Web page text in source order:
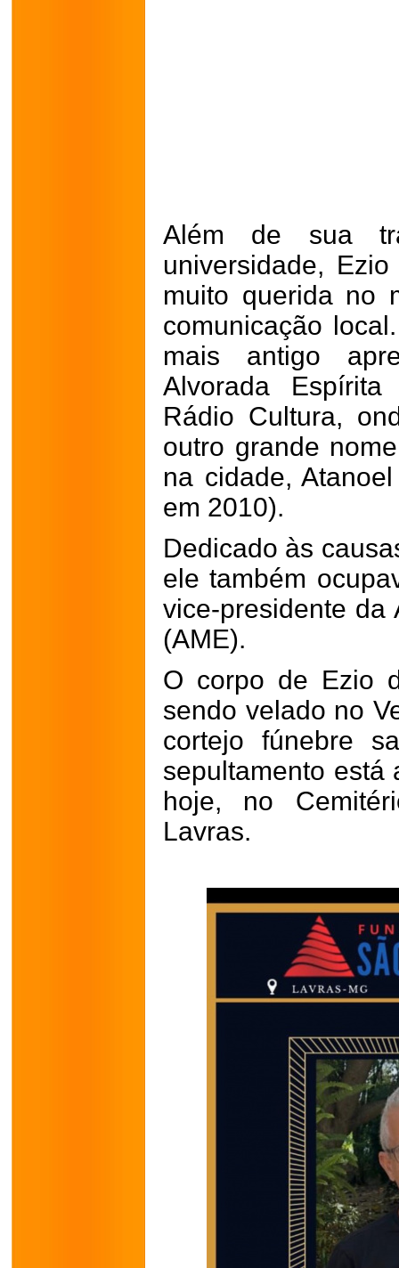
Além de sua
universidade,
muito querida no
comunicação
mais antigo
Alvorada
Rádio Cultura,
outro grande
na cidade,
em 2010).
Dedicado às
ele também
vice-presidente da
(AME).
O corpo de Ezio
sendo velado no
cortejo fúnebre
sepultamento está
hoje, no
Lavras.